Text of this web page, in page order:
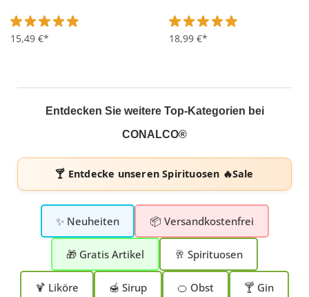
Durchschnittliche Bewertung von 4.8 von 5 Sternen
15,49 €* Durchschnittliche
18,99 €*
Entdecken Sie weitere Top-Kategorien bei
CONALCO®
🍸 Entdecke unserenSpirituosen 🔥Sale
✨ Neuheiten 📦 Versandkostenfrei
🎁 Gratis Artikel 🥂 Spirituosen
🍹 Liköre 🍯 Sirup 🍊 Obst 🍸 Gin